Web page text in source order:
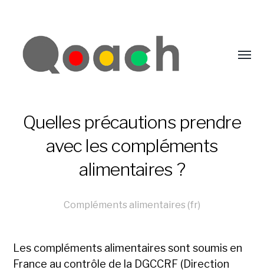
Quelles précautions prendre
avec les compléments
alimentaires ?
Compléments alimentaires (fr)
Les compléments alimentaires sont soumis en
France au contrôle de la DGCCRF (Direction